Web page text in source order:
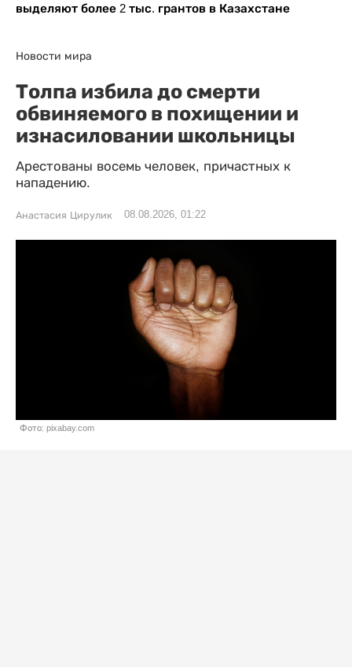
выделяют более 2 тыс. грантов в Казахстане
Новости мира
Толпа избила до смерти
обвиняемого в похищении и
изнасиловании школьницы
Арестованы восемь человек, причастных к
нападению.
Анастасия Цирулик 08.08.2026, 01:22
Фото: pixabay.com